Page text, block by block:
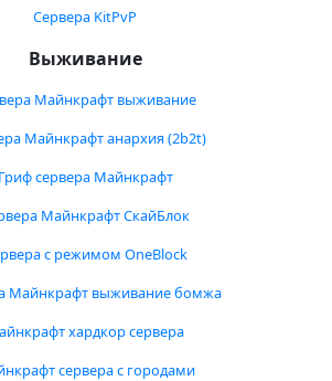
Сервера KitPvP
Выживание
Майнкрафт выживание
Майнкрафт анархия (2b2t)
Гриф сервера Майнкрафт
Майнкрафт СкайБлок
с режимом OneBlock
Майнкрафт выживание бомжа
хардкор сервера
сервера с городами